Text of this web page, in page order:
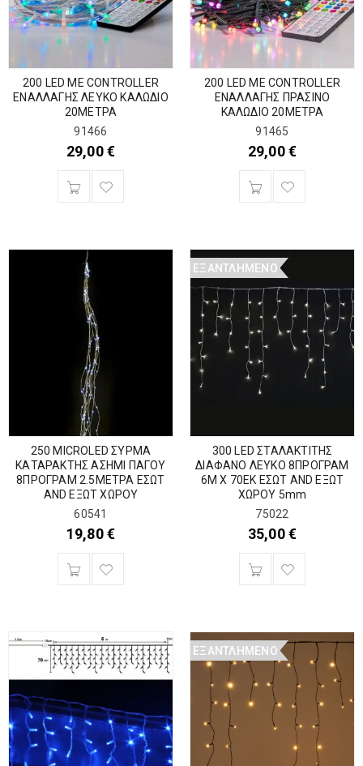
200 LED ΜΕ CONTROLLER
ΕΝΑΛΛΑΓΗΣ ΛΕΥΚΟ ΚΑΛΩΔΙΟ
20ΜΕΤΡΑ
91466
29,00€
200 LED ΜΕ CONTROLLER
ΕΝΑΛΛΑΓΗΣ ΠΡΑΣΙΝΟ
ΚΑΛΩΔΙΟ 20ΜΕΤΡΑ
91465
29,00€
250 MICROLED ΣΥΡΜΑ
ΚΑΤΑΡΑΚΤΗΣ ΑΣΗΜΙ ΠΑΓΟΥ
8ΠΡΟΓΡΑΜ 2.5ΜΕΤΡΑ ΕΣΩΤ
AND ΕΞΩΤ ΧΩΡΟΥ
60541
19,80€
ΕΞΑΝΤΛΗΜΈΝΟ
300 LED ΣΤΑΛΑΚΤΙΤΗΣ
ΔΙΑΦΑΝΟ ΛΕΥΚΟ 8ΠΡΟΓΡΑΜ
6Μ Χ 70ΕΚ ΕΣΩΤ AND ΕΞΩΤ
ΧΩΡΟΥ 5mm
75022
35,00€
ΕΞΑΝΤΛΗΜΈΝΟ